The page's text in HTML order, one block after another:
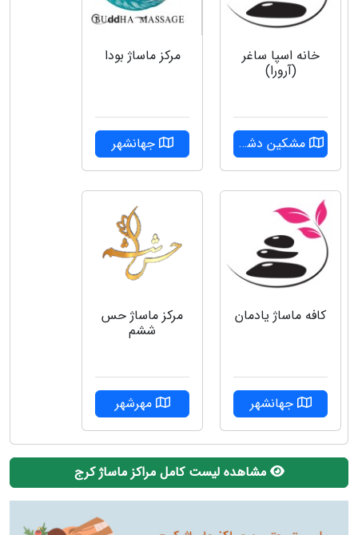
خانه اسپا ساغر
(آرورا)
مشکین دشت
مرکز ماساژ بودا
جهانشهر
کافه ماساژ یادمان
جهانشهر
مرکز ماساژ حس
ششم
مهرشهر
مشاهده لیست کامل مراکز ماساژ کرج